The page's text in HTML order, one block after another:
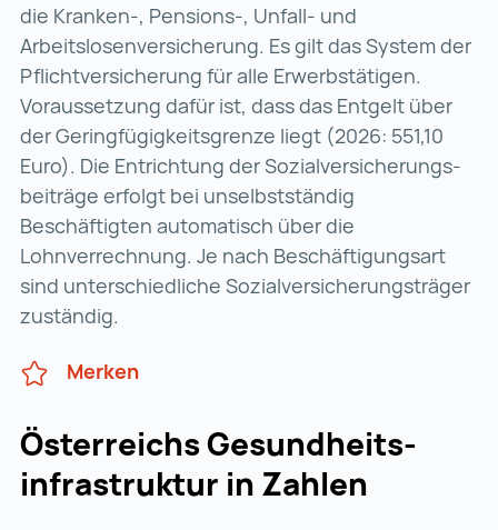
die Kranken-, Pensions-, Unfall- und
Arbeitslosen­versicherung. Es gilt das System der
Pflichtversicherung für alle Erwerbstätigen.
Voraussetzung dafür ist, dass das Entgelt über
der Geringfügigkeits­grenze liegt (2026: 551,10
Euro). Die Entrichtung der Sozial­versicherungs­
beiträge erfolgt bei unselbstständig
Beschäftigten automatisch über die
Lohnverrechnung. Je nach Beschäf­tigungsart
sind unterschiedliche Sozial­versicherungs­träger
zuständig.
Merken
Österreichs Gesundheits­
infrastruktur in Zahlen